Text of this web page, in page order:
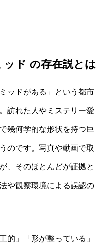
ド の存在説とは
ッドがある」という都市
訪れた人やミステリー愛
幾何学的な形状を持つ巨
のです。写真や動画で取
、そのほとんどが証拠と
や観察環境による誤認の
的」「形が整っている」